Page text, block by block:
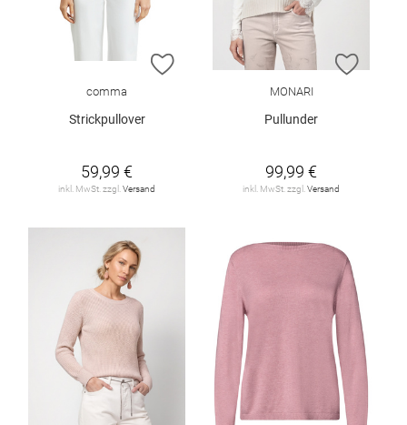
ZUR WUNSCHLISTE HINZUFÜGEN
comma
Strickpullover
59,99 €
inkl. MwSt. zzgl. Versand
ZUR
MONARI
Pullunder
99,99 €
inkl. MwSt. zzgl. Versand